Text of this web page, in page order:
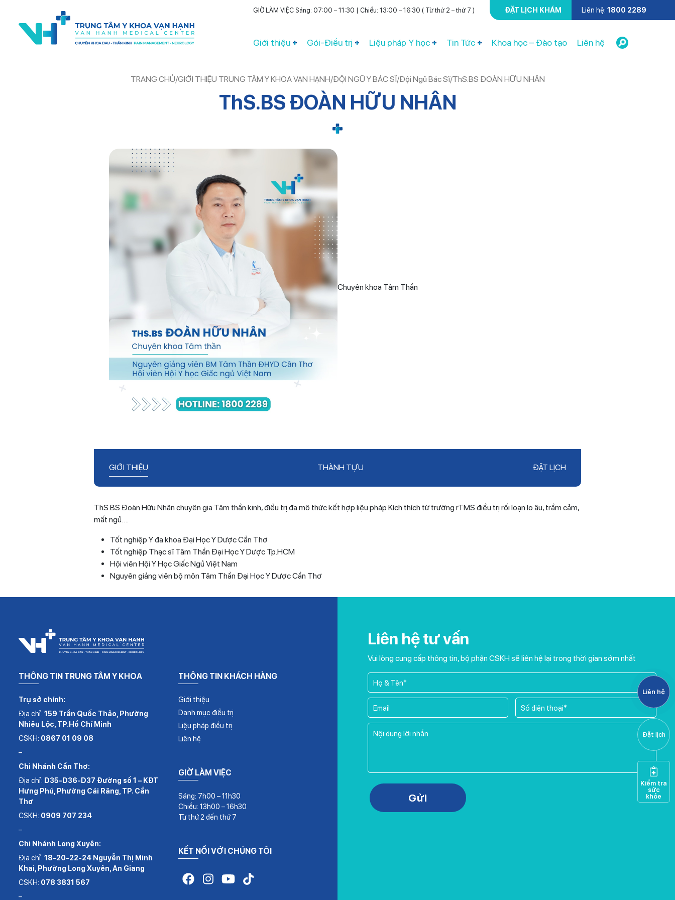
GIỜ LÀM VIỆC Sáng: 07:00 – 11:30 | Chiều: 13:00 – 16:30 ( Từ thứ 2 – thứ 7 ) ĐẶT LỊCH KHÁM Liên hệ: 1800 2289
Giới thiệu Gói-Điều trị Liệu pháp Y học Tin Tức Khoa học – Đào tạo Liên hệ
TRANG CHỦ/GIỚI THIỆU TRUNG TÂM Y KHOA VẠN HẠNH/ĐỘI NGŨ Y BÁC SĨ/Đội Ngũ Bác Sĩ/ThS.BS ĐOÀN HỮU NHÂN
ThS.BS ĐOÀN HỮU NHÂN
Chuyên khoa Tâm Thần
GIỚI THIỆU THÀNH TỰU ĐẶT LỊCH
ThS.BS Đoàn Hữu Nhân chuyên gia Tâm thần kinh, điều trị đa mô thức kết hợp liệu pháp Kích thích từ trường rTMS điều trị rối loạn lo âu, trầm cảm,
mất ngủ….
Tốt nghiệp Y đa khoa Đại Học Y Dược Cần Thơ
Tốt nghiệp Thạc sĩ Tâm Thần Đại Học Y Dược Tp.HCM
Hội viên Hội Y Học Giấc Ngủ Việt Nam
Nguyên giảng viên bộ môn Tâm Thần Đại Học Y Dược Cần Thơ
THÔNG TIN TRUNG TÂM Y KHOA
Trụ sở chính:
Địa chỉ: 159 Trần Quốc Thảo, Phường
Nhiêu Lộc, TP.Hồ Chí Minh
CSKH: 0867 01 09 08
–
Chi Nhánh Cần Thơ:
Địa chỉ: D35-D36-D37 Đường số 1 – KĐT
Hưng Phú, Phường Cái Răng, TP. Cần
Thơ
CSKH: 0909 707 234
–
Chi Nhánh Long Xuyên:
Địa chỉ: 18-20-22-24 Nguyễn Thị Minh
Khai, Phường Long Xuyên, An Giang
CSKH: 078 3831 567
–
THÔNG TIN KHÁCH HÀNG
Giới thiệu
Danh mục điều trị
Liệu pháp điều trị
Liên hệ
GIỜ LÀM VIỆC
Sáng: 7h00 – 11h30
Chiều: 13h00 – 16h30
Từ thứ 2 đến thứ 7
KẾT NỐI VỚI CHÚNG TÔI
Liên hệ tư vấn
Vui lòng cung cấp thông tin, bộ phận CSKH sẽ liên hệ lại trong thời gian sớm nhất
Please leave this field empty.
Gửi
Liên hệ
Đặt lịch
Kiểm tra
sức
khỏe